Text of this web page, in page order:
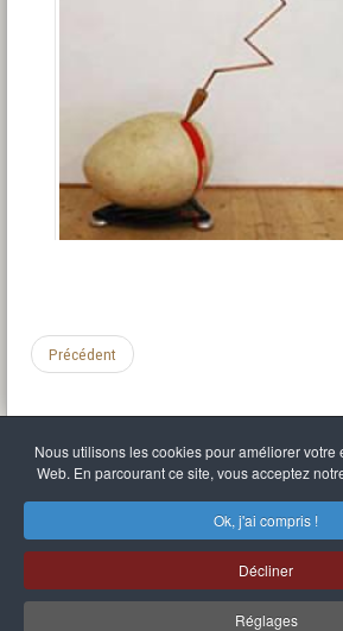
Nous utilisons les cookies pour améliorer votre
Web. En parcourant ce site, vous acceptez
Ok, j'ai compris !
Décliner
Réglages
Précédent
Mentions légales Politique de
Plan du site
Mr Balthasar Brennenstuhl
Artiste sculpteur et peintre
Quai Séverine Résidence Navy Club / 17 83430 Saint-
Alpes-Côte d'Azur